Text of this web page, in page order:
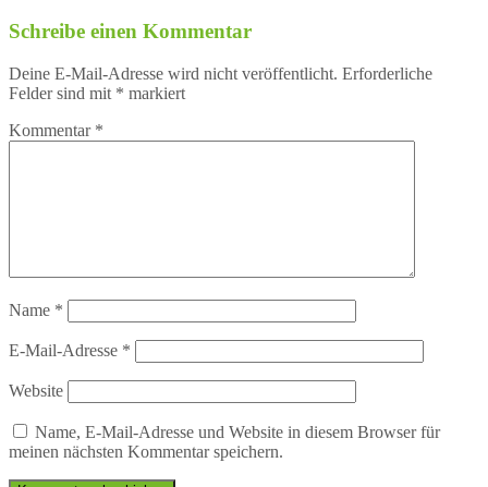
Schreibe einen Kommentar
Deine E-Mail-Adresse wird nicht veröffentlicht. Erforderliche
Felder sind mit * markiert
Kommentar *
Name *
E-Mail-Adresse *
Website
Name, E-Mail-Adresse und Website in diesem Browser für
meinen nächsten Kommentar speichern.